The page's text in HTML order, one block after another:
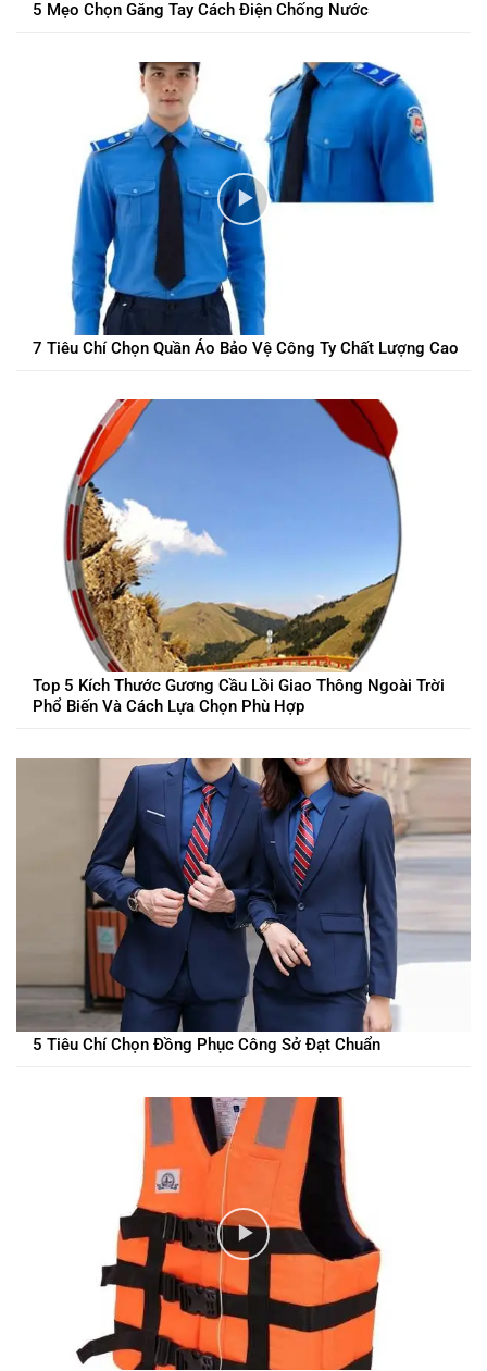
5 Mẹo Chọn Găng Tay Cách Điện Chống Nước
7 Tiêu Chí Chọn Quần Áo Bảo Vệ Công Ty Chất Lượng Cao
Top 5 Kích Thước Gương Cầu Lồi Giao Thông Ngoài Trời
Phổ Biến Và Cách Lựa Chọn Phù Hợp
5 Tiêu Chí Chọn Đồng Phục Công Sở Đạt Chuẩn